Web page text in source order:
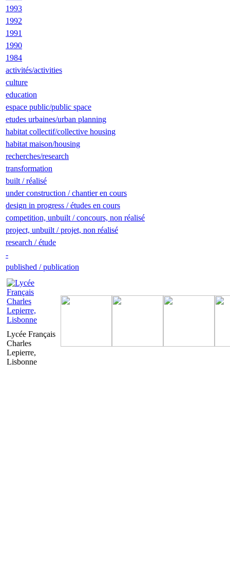
1993
1992
1991
1990
1984
activités/activities
culture
education
espace public/public space
etudes urbaines/urban planning
habitat collectif/collective housing
habitat maison/housing
recherches/research
transformation
built / réalisé
under construction / chantier en cours
design in progress / études en cours
competition, unbuilt / concours, non réalisé
project, unbuilt / projet, non réalisé
research / étude
-
published / publication
Lycée Français
Charles
Lepierre,
Lisbonne